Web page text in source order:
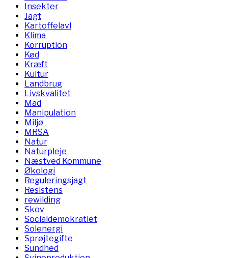
Insekter
Jagt
Kartoffelavl
Klima
Korruption
Kød
Kræft
Kultur
Landbrug
Livskvalitet
Mad
Manipulation
Miljø
MRSA
Natur
Naturpleje
Næstved Kommune
Økologi
Reguleringsjagt
Resistens
rewilding
Skov
Socialdemokratiet
Solenergi
Sprøjtegifte
Sundhed